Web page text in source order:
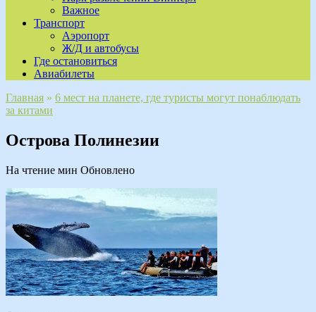
Важное
Транспорт
Аэропорт
Ж/Д и автобусы
Где остановиться
Авиабилеты
Главная » 6 мест на планете, где туристы могут понаблюдать
за китами
Острова Полинезии
На чтение мин Обновлено